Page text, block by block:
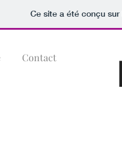
Ce site a été conçu
Contact